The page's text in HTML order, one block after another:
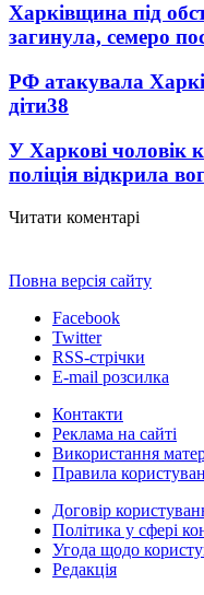
Харківщина під
загинула, семеро
РФ атакувала
діти38
У Харкові чоловік
поліція відкрила
Читати коментарі
Повна версія сайту
Facebook
Twitter
RSS-стрічки
E-mail розсилка
Контакти
Реклама на сайті
Використання
Правила
Договір
Політика у сфері
Угода щодо
Редакція